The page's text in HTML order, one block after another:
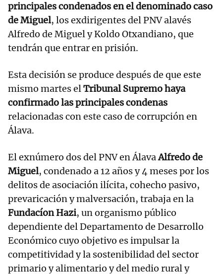
principales condenados en el denominado caso
de Miguel, los exdirigentes del PNV alavés
Alfredo de Miguel y Koldo Otxandiano, que
tendrán que entrar en prisión.
Esta decisión se produce después de que este
mismo martes elTribunal Supremo haya
confirmado las principales condenas
relacionadas con este caso de corrupción en
Álava.
El exnúmero dos del PNV en ÁlavaAlfredo de
Miguel, condenado a 12 años y 4 meses por los
delitos de asociación ilícita, cohecho pasivo,
prevaricación y malversación, trabaja en la
Fundacíon Hazi, un organismo público
dependiente del Departamento de Desarrollo
Económico cuyo objetivo es impulsar la
competitividad y la sostenibilidad del sector
primario y alimentario y del medio rural y